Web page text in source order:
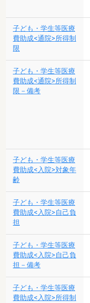
子ども・学生等医療
費助成<通院>所得制
限
子ども・学生等医療
費助成<通院>所得制
限－備考
子ども・学生等医療
費助成<入院>対象年
齢
子ども・学生等医療
費助成<入院>自己負
担
子ども・学生等医療
費助成<入院>自己負
担－備考
子ども・学生等医療
費助成<入院>所得制